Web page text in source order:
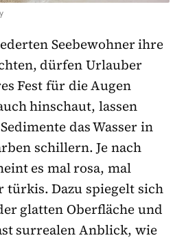
Seebewohner ihre
dürfen Urlauber
Fest für die Augen
hinschaut, lassen
das Wasser in
schillern. Je nach
es mal rosa, mal
türkis. Dazu spiegelt sich
glatten Oberfläche und
surrealen Anblick, wie